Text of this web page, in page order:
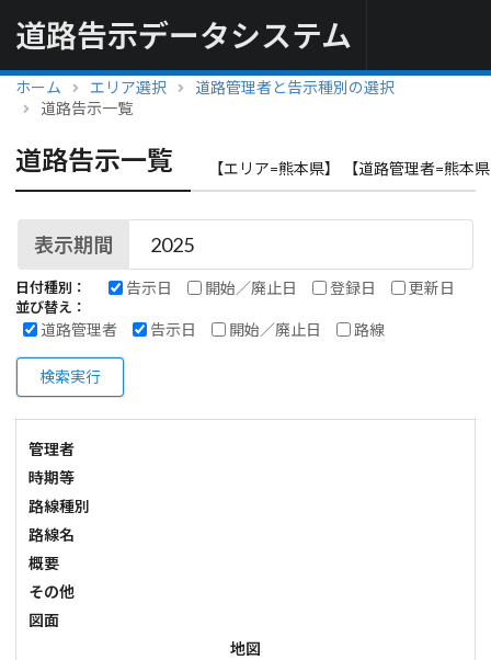
道路告示データシステム
ホーム エリア選択
道路管理者と告示種別の選択
道路告示一覧
道路告示一覧 【エリア=熊本県】 【道路管理者=熊本
表示期間
日付種別： 告示日 開始／廃止日 登録日 更新日
並び替え：
道路管理者 告示日 開始／廃止日 路線
検索実行
管理者
時期等
路線種別
路線名
概要
その他
図面
地図